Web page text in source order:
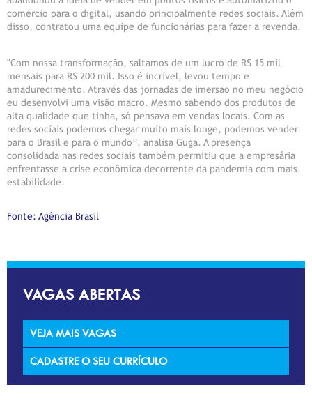
comércio para o digital, usando principalmente redes sociais. Além
disso, contratou uma equipe de funcionárias para fazer a revenda.
"Com nossa transformação, saltamos de um lucro de R$ 15 mil
mensais para R$ 200 mil. Isso é incrível, levou tempo e
amadurecimento. Através das jornadas de imersão no meu negócio
eu desenvolvi uma visão macro. Mesmo sabendo dos produtos de
alta qualidade que tinha, só pensava em vendas locais. Com as
redes sociais podemos chegar muito mais longe, podemos vender
para o Brasil e para o mundo”, analisa Guga. A presença
consolidada nas redes sociais também permitiu que a empresária
enfrentasse a crise econômica decorrente da pandemia com mais
estabilidade.
Fonte: Agência Brasil
VAGAS ABERTAS
VEJA MAIS VAGAS
CADASTRE O SEU CURRÍCULO